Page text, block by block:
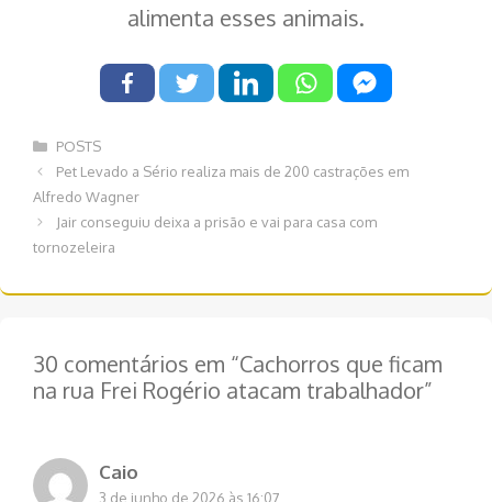
alimenta esses animais.
Categorias
POSTS
Navegação
de
Pet Levado a Sério realiza mais de 200 castrações em
Alfredo Wagner
Jair conseguiu deixa a prisão e vai para casa com
tornozeleira
30 comentários em “Cachorros que ficam
na rua Frei Rogério atacam trabalhador”
Caio
3 de junho de 2026 às 16:07